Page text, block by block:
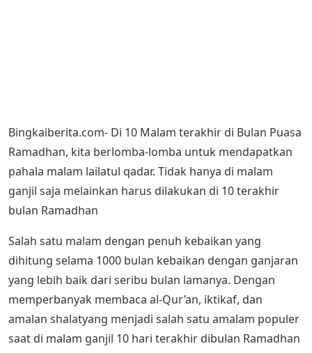
Bingkaiberita.com- Di 10 Malam terakhir di Bulan Puasa
Ramadhan, kita berlomba-lomba untuk mendapatkan
pahala malam lailatul qadar. Tidak hanya di malam
ganjil saja melainkan harus dilakukan di 10 terakhir
bulan Ramadhan
Salah satu malam dengan penuh kebaikan yang
dihitung selama 1000 bulan kebaikan dengan ganjaran
yang lebih baik dari seribu bulan lamanya. Dengan
memperbanyak membaca al-Qur’an, iktikaf, dan
amalan shalatyang menjadi salah satu amalam populer
saat di malam ganjil 10 hari terakhir dibulan Ramadhan